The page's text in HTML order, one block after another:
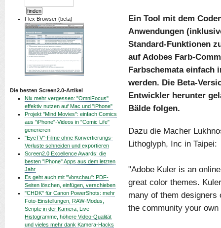
Flex Browser (beta)
Die besten Screen2.0-Artikel
Nix mehr vergessen: "OmniFocus"
effektiv nutzen auf Mac und "iPhone"
Projekt "Mind Movies": einfach Comics
aus "iPhone"-Videos in "Comic Life"
generieren
"EyeTV"-Filme ohne Konvertierungs-
Verluste schneiden und exportieren
Screen2.0 Excellence Awards: die
besten "iPhone" Apps aus dem letzten
Jahr
Es geht auch mit "Vorschau": PDF-
Seiten löschen, einfügen, verschieben
"CHDK" für Canon PowerShots: mehr
Foto-Einstellungen, RAW-Modus,
Scripte in der Kamera, Live-
Histogramme, höhere Video-Qualität
und vieles mehr dank Kamera-Hacks
Ein Tool mit dem
Anwendungen
Standard-Funktionen
auf Adobes Farb-
Farbschemata einfach
werden. Die Beta-
Entwickler herunter
Bälde folgen.
Dazu die Macher
Lithoglyph, Inc in Taipei:
"Adobe Kuler is an
great color themes.
many of them
the community your